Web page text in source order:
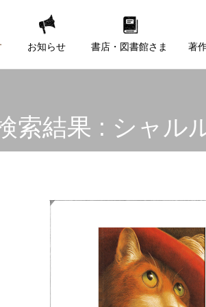
お知らせ 書店・図書館さま 著
索結果 : シャル